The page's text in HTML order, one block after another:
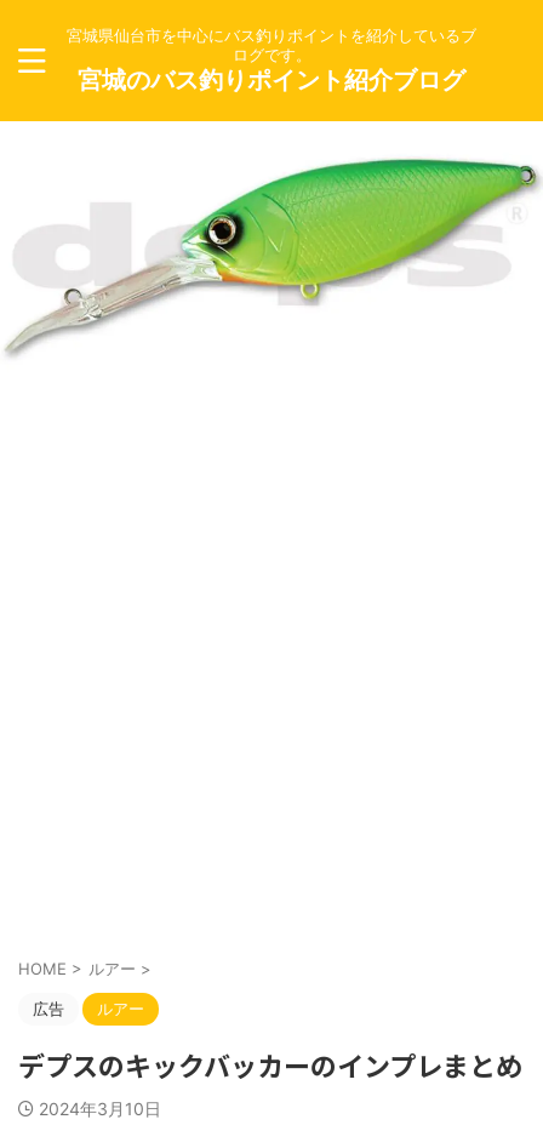
宮城県仙台市を中心にバス釣りポイントを紹介しているブ
ログです。
宮城のバス釣りポイント紹介ブログ
HOME > ルアー >
広告 ルアー
デプスのキックバッカーのインプレまとめ
2024年3月10日